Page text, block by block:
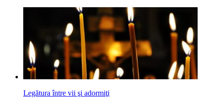
Legătura între vii şi adormiţi